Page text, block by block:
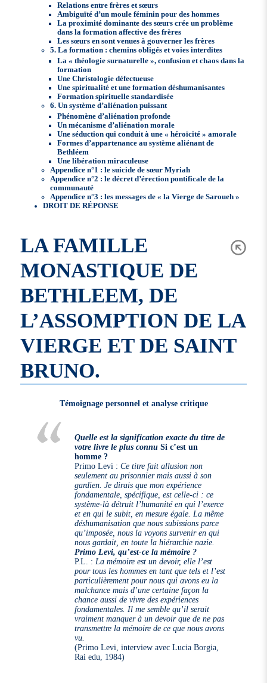
Relations entre frères et sœurs
Ambiguïté d’un moule féminin pour des hommes
La proximité dominante des sœurs crée un problème
dans la formation affective des frères
Les sœurs en sont venues à gouverner les frères
5. La formation : chemins obligés et voies interdites
La « théologie surnaturelle », confusion et chaos dans la
formation
Une Christologie défectueuse
Une spiritualité et une formation déshumanisantes
Formation spirituelle standardisée
6. Un système d’aliénation puissant
Phénomène d’aliénation profonde
Un mécanisme d’aliénation morale
Une séduction qui conduit à une « héroïcité » amorale
Formes d’appartenance au système aliénant de
Bethléem
Une libération miraculeuse
Appendice n°1 : le suicide de sœur Myriah
Appendice n°2 : le décret d’érection pontificale de la
communauté
Appendice n°3 : les messages de « la Vierge de Saroueh »
DROIT DE RÉPONSE
LA FAMILLE
MONASTIQUE DE
BETHLEEM, DE
L’ASSOMPTION DE LA
VIERGE ET DE SAINT
BRUNO.
Témoignage personnel et analyse critique
Quelle est la signification exacte du titre de
votre livre le plus connu Si c’est un
homme ?
Primo Levi :Ce titre fait allusion non
seulement au prisonnier mais aussi à son
gardien. Je dirais que mon expérience
fondamentale, spécifique, est celle-ci : ce
système-là détruit l’humanité en qui l’exerce
et en qui le subit, en mesure égale. La même
déshumanisation que nous subissions parce
qu’imposée, nous la voyons survenir en qui
nous gardait, en toute la hiérarchie nazie.
Primo Levi, qu’est-ce la mémoire ?
P.L. :La mémoire est un devoir, elle l’est
pour tous les hommes en tant que tels et l’est
particulièrement pour nous qui avons eu la
malchance mais d’une certaine façon la
chance aussi de vivre des expériences
fondamentales. Il me semble qu’il serait
vraiment manquer à un devoir que de ne pas
transmettre la mémoire de ce que nous avons
vu.
(Primo Levi, interview avec Lucia Borgia,
Rai edu, 1984)